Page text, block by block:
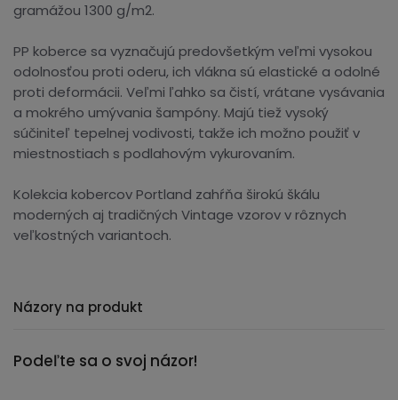
gramážou 1300 g/m2.
PP koberce sa vyznačujú predovšetkým veľmi vysokou
odolnosťou proti oderu, ich vlákna sú elastické a odolné
proti deformácii. Veľmi ľahko sa čistí, vrátane vysávania
a mokrého umývania šampóny. Majú tiež vysoký
súčiniteľ tepelnej vodivosti, takže ich možno použiť v
miestnostiach s podlahovým vykurovaním.
Kolekcia kobercov Portland zahŕňa širokú škálu
moderných aj tradičných Vintage vzorov v rôznych
veľkostných variantoch.
Názory na produkt
Podeľte sa o svoj názor!